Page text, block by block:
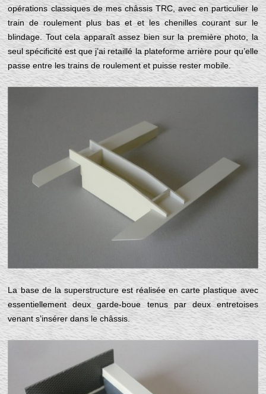
opérations classiques de mes châssis TRC, avec en particulier le
train de roulement plus bas et et les chenilles courant sur le
blindage. Tout cela apparaît assez bien sur la première photo, la
seul spécificité est que j’ai retaillé la plateforme arrière pour qu’elle
passe entre les trains de roulement et puisse rester mobile.
La base de la superstructure est réalisée en carte plastique avec
essentiellement deux garde-boue tenus par deux entretoises
venant s’insérer dans le châssis.